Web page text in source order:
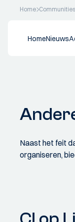
Home Communities
HomeNieuws
Naast het feit
organiseren,